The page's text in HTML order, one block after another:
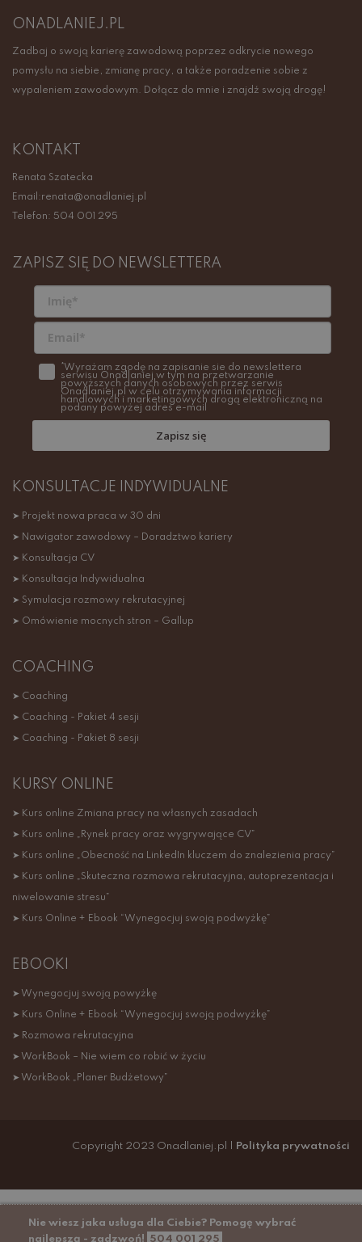
Nie wiesz jaka usługa dla Ciebie? Pomogę wybrać
najlepszą - zadzwoń!
504 001 295
ONADLANIEJ.PL
Zadbaj o swoją karierę zawodową poprzez odkrycie nowego
pomysłu na siebie, zmianę pracy, a także poradzenie sobie z
wypaleniem zawodowym. Dołącz do mnie i znajdź swoją drogę!
KONTAKT
Renata Szatecka
Email:renata@onadlaniej.pl
Telefon: 504 001 295
ZAPISZ SIĘ DO NEWSLETTERA
*Wyrażam zgodę na zapisanie sie do newslettera
serwisu Onadlaniej w tym na przetwarzanie
powyższych danych osobowych przez serwis
Onadlaniej.pl w celu otrzymywania informacji
handlowych i marketingowych drogą elektroniczną na
podany powyżej adres e-mail
Zapisz się
KONSULTACJE INDYWIDUALNE
➤ Projekt nowa praca w 30 dni
➤ Nawigator zawodowy – Doradztwo kariery
➤ Konsultacja CV
➤ Konsultacja Indywidualna
➤ Symulacja rozmowy rekrutacyjnej
➤ Omówienie mocnych stron – Gallup
COACHING
➤ Coaching
➤ Coaching - Pakiet 4 sesji
➤ Coaching - Pakiet 8 sesji
KURSY ONLINE
➤ Kurs online Zmiana pracy na własnych zasadach
➤ Kurs online „Rynek pracy oraz wygrywające CV”
➤ Kurs online „Obecność na LinkedIn kluczem do znalezienia pracy”
➤ Kurs online „Skuteczna rozmowa rekrutacyjna, autoprezentacja i
niwelowanie stresu”
➤ Kurs Online + Ebook “Wynegocjuj swoją podwyżkę”
EBOOKI
➤ Wynegocjuj swoją powyżkę
➤ Kurs Online + Ebook “Wynegocjuj swoją podwyżkę”
➤ Rozmowa rekrutacyjna
➤ WorkBook – Nie wiem co robić w życiu
➤ WorkBook „Planer Budżetowy”
Copyright 2023 Onadlaniej.pl | Polityka prywatności